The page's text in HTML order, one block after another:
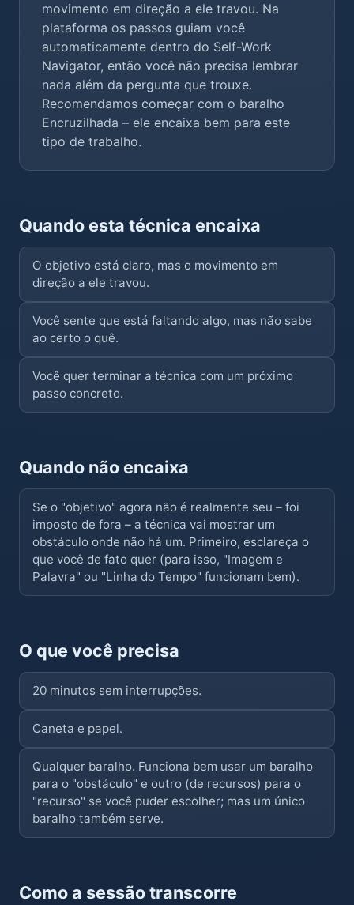
movimento em direção a ele travou. Na
plataforma os passos guiam você
automaticamente dentro do Self-Work
Navigator, então você não precisa lembrar
nada além da pergunta que trouxe.
Recomendamos começar com o baralho
Encruzilhada – ele encaixa bem para este
tipo de trabalho.
Quando esta técnica encaixa
O objetivo está claro, mas o movimento em
direção a ele travou.
Você sente que está faltando algo, mas não sabe
ao certo o quê.
Você quer terminar a técnica com um próximo
passo concreto.
Quando não encaixa
Se o "objetivo" agora não é realmente seu – foi
imposto de fora – a técnica vai mostrar um
obstáculo onde não há um. Primeiro, esclareça o
que você de fato quer (para isso, "Imagem e
Palavra" ou "Linha do Tempo" funcionam bem).
O que você precisa
20 minutos sem interrupções.
Caneta e papel.
Qualquer baralho. Funciona bem usar um baralho
para o "obstáculo" e outro (de recursos) para o
"recurso" se você puder escolher; mas um único
baralho também serve.
Como a sessão transcorre